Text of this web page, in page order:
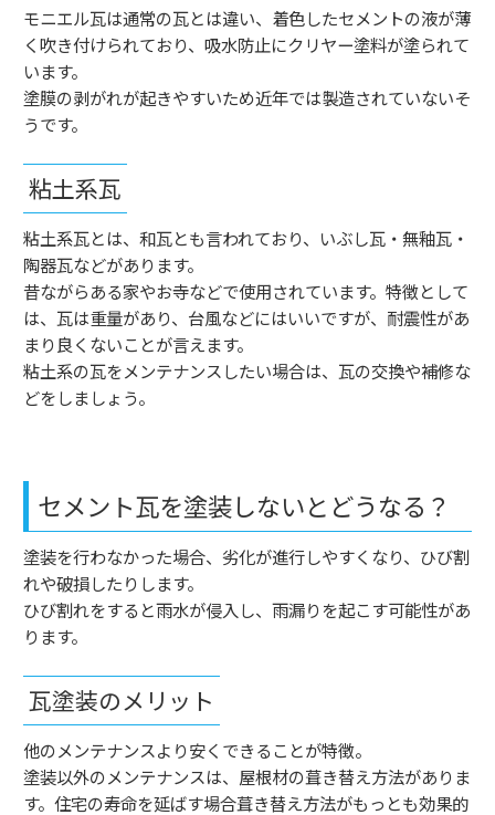
モニエル瓦は通常の瓦とは違い、着色したセメントの液が薄
く吹き付けられており、吸水防止にクリヤー塗料が塗られて
います。
塗膜の剥がれが起きやすいため近年では製造されていないそ
うです。
粘土系瓦
粘土系瓦とは、和瓦とも言われており、いぶし瓦・無釉瓦・
陶器瓦などがあります。
昔ながらある家やお寺などで使用されています。特徴として
は、瓦は重量があり、台風などにはいいですが、耐震性があ
まり良くないことが言えます。
粘土系の瓦をメンテナンスしたい場合は、瓦の交換や補修な
どをしましょう。
セメント瓦を塗装しないとどうなる？
塗装を行わなかった場合、劣化が進行しやすくなり、ひび割
れや破損したりします。
ひび割れをすると雨水が侵入し、雨漏りを起こす可能性があ
ります。
瓦塗装のメリット
他のメンテナンスより安くできることが特徴。
塗装以外のメンテナンスは、屋根材の葺き替え方法がありま
す。住宅の寿命を延ばす場合葺き替え方法がもっとも効果的